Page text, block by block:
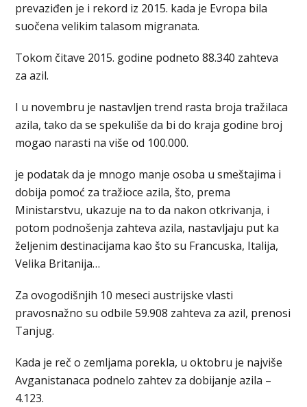
prevaziđen je i rekord iz 2015. kada je Evropa bila
suočena velikim talasom migranata.
Tokom čitave 2015. godine podneto 88.340 zahteva
za azil.
I u novembru je nastavljen trend rasta broja tražilaca
azila, tako da se spekuliše da bi do kraja godine broj
mogao narasti na više od 100.000.
je podatak da je mnogo manje osoba u smeštajima i
dobija pomoć za tražioce azila, što, prema
Ministarstvu, ukazuje na to da nakon otkrivanja, i
potom podnošenja zahteva azila, nastavljaju put ka
željenim destinacijama kao što su Francuska, Italija,
Velika Britanija…
Za ovogodišnjih 10 meseci austrijske vlasti
pravosnažno su odbile 59.908 zahteva za azil, prenosi
Tanjug.
Kada je reč o zemljama porekla, u oktobru je najviše
Avganistanaca podnelo zahtev za dobijanje azila –
4.123.